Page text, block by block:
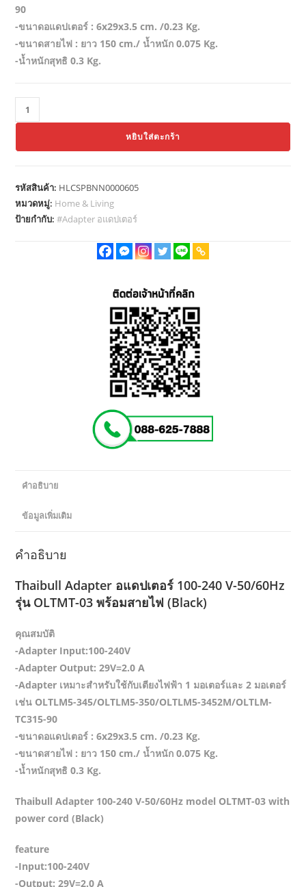
90
-ขนาดอแดปเตอร์ : 6x29x3.5 cm. /0.23 Kg.
-ขนาดสายไฟ : ยาว 150 cm./ น้ำหนัก 0.075 Kg.
-น้ำหนักสุทธิ 0.3 Kg.
จำนวน
Thaibull
240
V-
50/60Hz
หยิบใส่ตะกร้า
รหัสสินค้า: HLCSPBNN0000605
หมวดหมู่: Home & Living
ป้ายกำกับ:#Adapter อแดปเตอร์
คำอธิบาย
ข้อมูลเพิ่มเติม
คำอธิบาย
Thaibull Adapter อแดปเตอร์ 100-240 V-50/60Hz
รุ่น OLTMT-03 พร้อมสายไฟ (Black)
คุณสมบัติ
-Adapter Input:100-240V
-Adapter Output: 29V=2.0 A
-Adapter เหมาะสำหรับใช้กับเตียงไฟฟ้า 1 มอเตอร์และ 2 มอเตอร์
เช่น OLTLM5-345/OLTLM5-350/OLTLM5-3452M/OLTLM-
TC315-90
-ขนาดอแดปเตอร์ : 6x29x3.5 cm. /0.23 Kg.
-ขนาดสายไฟ : ยาว 150 cm./ น้ำหนัก 0.075 Kg.
-น้ำหนักสุทธิ 0.3 Kg.
Thaibull Adapter 100-240 V-50/60Hz model OLTMT-03 with
power cord (Black)
feature
-Input:100-240V
-Output: 29V=2.0 A